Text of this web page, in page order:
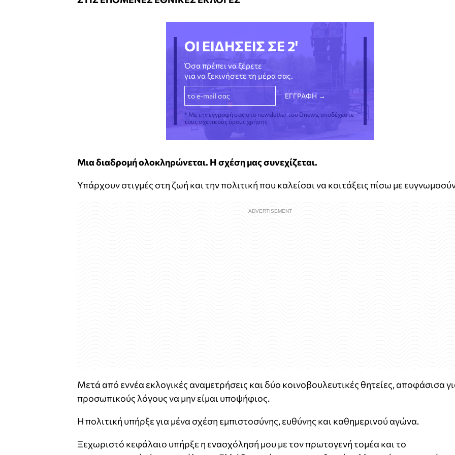
ΟΙ ΕΙΔΗΣΕΙΣ ΣΕ 2'
Όσα πρέπει να ξέρετε
για να ξεκινήσετε τη μέρα σας.
* Με την εγγραφή σας στο newsletter του Dnews, αποδέχεστε
τους σχετικούς όρους χρήσης
Μια διαδρομή ολοκληρώνεται. Η σχέση μας συνεχίζεται.
Υπάρχουν στιγμές στη ζωή και την πολιτική που καλείσαι να κοιτάξεις πίσω με
Μετά από εννέα εκλογικές αναμετρήσεις και δύο κοινοβουλευτικές θητείες, αποφάσισα
προσωπικούς λόγους να μην είμαι υποψήφιος.
Η πολιτική υπήρξε για μένα σχέση εμπιστοσύνης, ευθύνης και καθημερινού αγώνα.
Ξεχωριστό κεφάλαιο υπήρξε η ενασχόλησή μου με τον πρωτογενή τομέα και το